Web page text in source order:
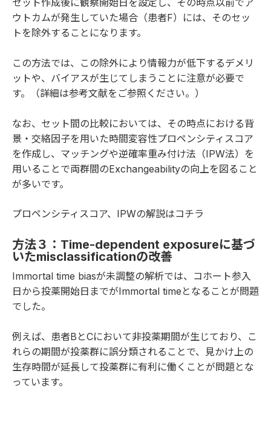
セット作成後に観察開始日を設定し、その時点以前でア
ウトカムが発生していた場合（患者F）には、そのセッ
トを除外することになります。
この方法では、この除外により情報力が低下するデメリ
ットや、バイアスが生じてしまうことに注意が必要で
す。（詳細は参考文献をご参照ください。）
なお、セット間の比較においては、その時点における背
景・交絡因子を用いた時間変容性プロペンシティスコア
を作成し、マッチングや逆確率重み付け法（IPW法）を
用いることで両群間のExchangeabilityの向上を図ること
が多いです。
プロペンシティスコア、IPWの解説はコチラ
方法３：Time-dependent exposureに基づ
いたmisclassificationの改善
Immortal time biasが未調整の解析では、コホート参入
日から投薬開始日までがImmortal timeとなることが問題
でした。
例えば、患者BとCにおいて非投薬期間が生じており、こ
れらの期間が投薬群に誤分類されることで、見かけ上の
生存時間が延長して投薬群に有利に働くことが問題とな
っています。